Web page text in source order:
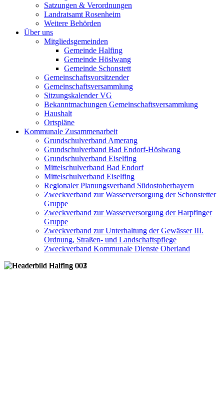
Satzungen & Verordnungen
Landratsamt Rosenheim
Weitere Behörden
Über uns
Mitgliedsgemeinden
Gemeinde Halfing
Gemeinde Höslwang
Gemeinde Schonstett
Gemeinschaftsvorsitzender
Gemeinschaftsversammlung
Sitzungskalender VG
Bekanntmachungen Gemeinschaftsversammlung
Haushalt
Ortspläne
Kommunale Zusammenarbeit
Grundschulverband Amerang
Grundschulverband Bad Endorf-Höslwang
Grundschulverband Eiselfing
Mittelschulverband Bad Endorf
Mittelschulverband Eiselfing
Regionaler Planungsverband Südostoberbayern
Zweckverband zur Wasserversorgung der Schonstetter
Gruppe
Zweckverband zur Wasserversorgung der Harpfinger
Gruppe
Zweckverband zur Unterhaltung der Gewässer III.
Ordnung, Straßen- und Landschaftspflege
Zweckverband Kommunale Dienste Oberland